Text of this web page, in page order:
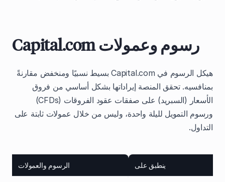
رسوم وعمولات Capital.com
هيكل الرسوم في Capital.com بسيط نسبيًا ومنخفض مقارنةً
بمنافسيه. تحقق المنصة إيراداتها بشكل أساسي من فروق
الأسعار (السبريد) على صفقات عقود الفروقات (CFDs)
ورسوم التمويل لليلة واحدة، وليس من خلال عمولات ثابتة على
التداول.
ينطبق على الرسوم والعمولات